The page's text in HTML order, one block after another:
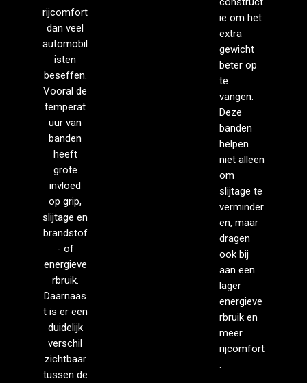
rijcomfort
dan veel
automobil
isten
beseffen.
Vooral de
temperat
uur van
banden
heeft
grote
invloed
op grip,
slijtage en
brandstof
- of
energieve
rbruik.
Daarnaas
t is er een
duidelijk
verschil
zichtbaar
tussen de
ie om het
extra
gewicht
beter op
te
vangen.
Deze
banden
helpen
niet alleen
om
slijtage te
verminder
en, maar
dragen
ook bij
aan een
lager
energieve
rbruik en
meer
rijcomfort